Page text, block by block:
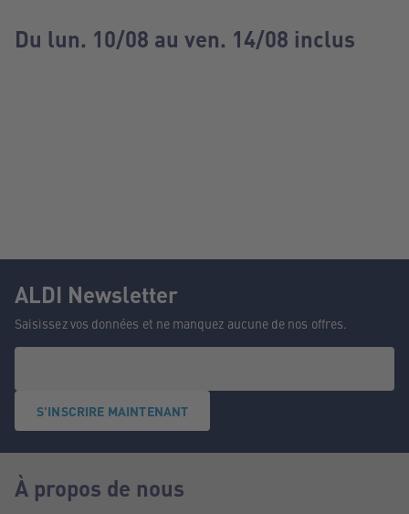
Du lun. 10/08 au ven. 14/08 inclus
ALDI Newsletter
Saisissez vos données et ne manquez aucune de nos offres.
S'INSCRIRE MAINTENANT
À propos de nous